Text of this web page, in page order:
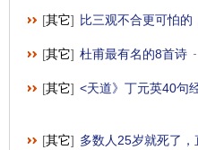
[其它] 比三观不合更可怕的
[其它] 杜甫最有名的8首诗
[其它] <天道》丁元英40句
[其它] 多数人25岁就死了